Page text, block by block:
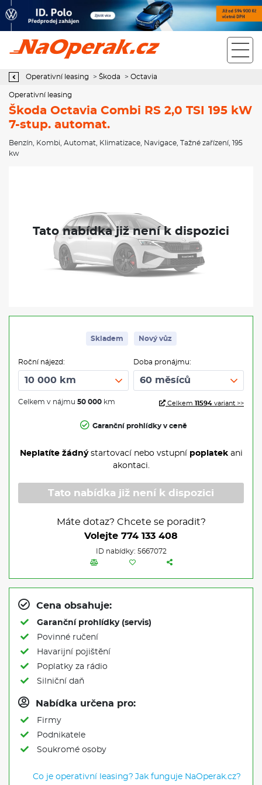
Operativní leasing Škoda Octavia Combi RS 2,0 TSI 195 kW 7-stup.
Operativní leasing > Škoda > Octavia
Operativní leasing
Škoda Octavia Combi RS 2,0 TSI 195 kW
7-stup. automat.
Benzín Kombi Automat Klimatizace Navigace Tažné zařízení, 195
kw
Skladem Nový vůz
Roční nájezd:
Celkem v nájmu 50 000 km
Doba pronájmu:
Celkem 11594 variant >>
Garanční prohlídky v ceně
Neplatíte žádnýstartovací nebo vstupní poplatekani
akontaci.
Tato nabídka již není k dispozici
Máte dotaz? Chcete se poradit?
Volejte 774 133 408
ID nabídky: 5667072
Cena obsahuje:
Garanční prohlídky (servis)
Povinné ručení
Havarijní pojištění
Poplatky za rádio
Silniční daň
Nabídka určena pro:
Firmy
Podnikatele
Soukromé osoby
Co je operativní leasing? Jak funguje NaOperak.cz?